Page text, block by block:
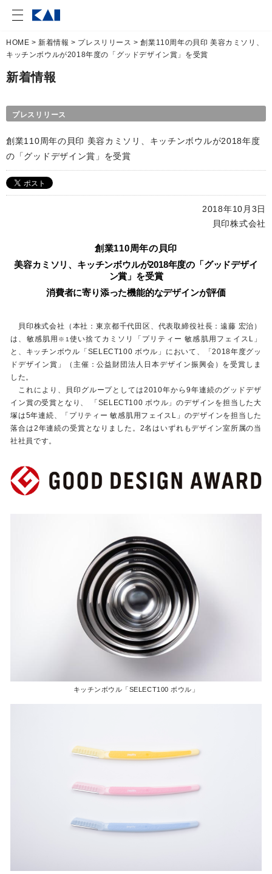
HOME >新着情報 > プレスリリース > 創業110周年の貝印 美容カミソリ、
キッチンボウルが2018年度の「グッドデザイン賞」を受賞
新着情報
プレスリリース
創業110周年の貝印 美容カミソリ、キッチンボウルが2018年度
の「グッドデザイン賞」を受賞
2018年10月3日
貝印株式会社
創業110周年の貝印
美容カミソリ、キッチンボウルが2018年度の「グッドデザイ
ン賞」を受賞
消費者に寄り添った機能的なデザインが評価
貝印株式会社（本社：東京都千代田区、代表取締役社長：遠藤 宏治）
は、敏感肌用 ※1 使い捨てカミソリ「プリティー 敏感肌用フェイスL」
と、キッチンボウル「SELECT100 ボウル」において、「2018年度グッ
ドデザイン賞」（主催：公益財団法人日本デザイン振興会）を受賞しま
した。
これにより、貝印グループとしては2010年から9年連続のグッドデザ
イン賞の受賞となり、 「SELECT100 ボウル」のデザインを担当した大
塚は5年連続、「プリティー 敏感肌用フェイスL」のデザインを担当した
落合は2年連続の受賞となりました。2名はいずれもデザイン室所属の当
社社員です。
キッチンボウル「SELECT100 ボウル」